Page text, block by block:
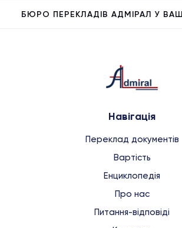
БЮРО ПЕРЕКЛАДІВ АДМІРАЛ У
Навігація
Переклад документів
Вартість
Енциклопедія
Про нас
Питання-відповіді